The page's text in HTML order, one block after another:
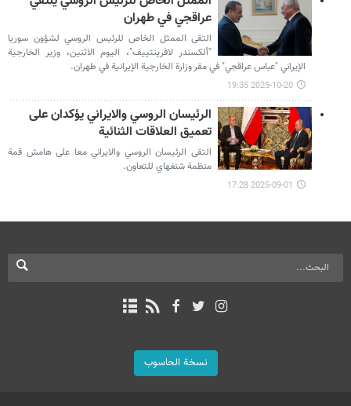
عراقجي في طهران
التقى الممثل الخاص للرئيس الروسي لشؤون سوريا
"ألكسندر لافرينتييف"، اليوم الاثنين، وزير الخارجية
الإيراني "عباس عراقجي" في مقر وزارة الخارجية الإيرانية في طهران.
2025-10-20 19:35
الرئيسان الروسي والايراني يؤكدان على
تعميق العلاقات الثنائية
التقى الرئيسان الروسي والايراني معا على هامش قمة
منظمة شنغهاي للتعاون.
2025-09-01 17:28
نسخة الحاسوب